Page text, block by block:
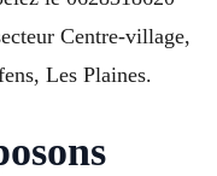
Centre-village,
Les Plaines.